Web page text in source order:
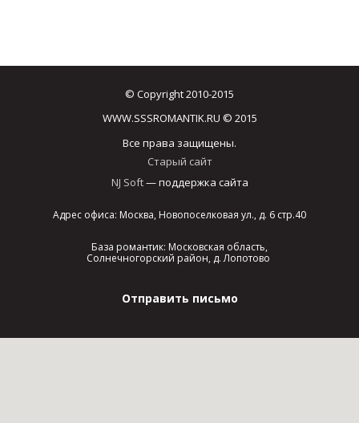
© Copyright 2010-2015
WWW.SSSROMANTIK.RU © 2015
Все права защищены.
Старый сайт
NJ Soft— поддержка сайта
Адрес офиса: Москва, Новопоселковая ул., д. 6 стр.40
База романтик: Московская область,
Солнечногорский район, д. Лопотово
Отправить письмо